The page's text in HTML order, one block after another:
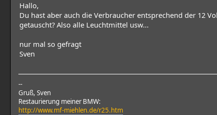
Hallo,
Du hast aber auch die Verbraucher entsprechend der 12
getauscht? Also alle Leuchtmittel usw...
nur mal so gefragt
Sven
--
Gruß, Sven
Restaurierung meiner BMW:
http://www.mf-miehlen.de/r25.htm